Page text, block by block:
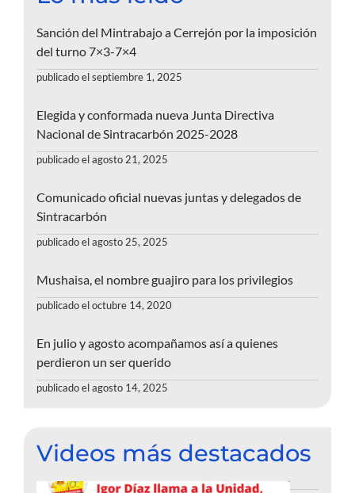
Sanción del Mintrabajo a Cerrejón por la imposición
del turno 7×3-7×4
publicado el septiembre 1, 2025
Elegida y conformada nueva Junta Directiva
Nacional de Sintracarbón 2025-2028
publicado el agosto 21, 2025
Comunicado oficial nuevas juntas y delegados de
Sintracarbón
publicado el agosto 25, 2025
Mushaisa, el nombre guajiro para los privilegios
publicado el octubre 14, 2020
En julio y agosto acompañamos así a quienes
perdieron un ser querido
publicado el agosto 14, 2025
Videos más destacados